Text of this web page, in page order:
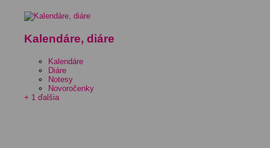
Kalendáre, diáre
Kalendáre
Diáre
Notesy
Novoročenky
+ 1 ďalšia